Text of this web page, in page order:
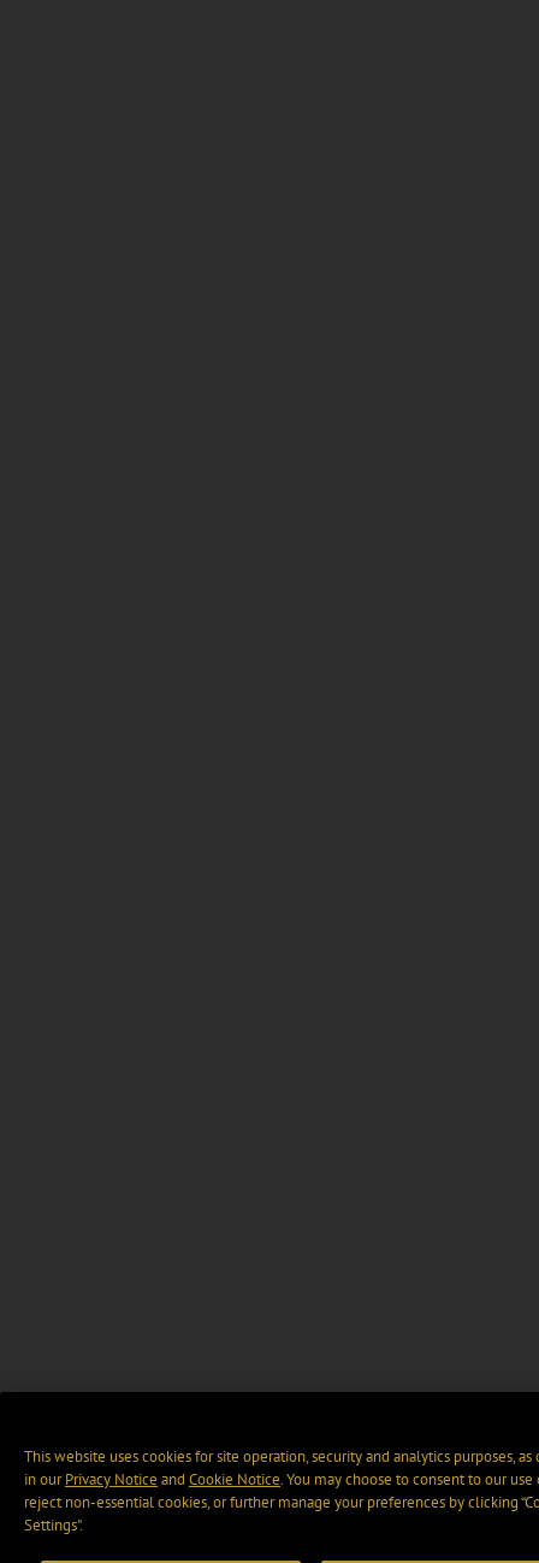
This website uses cookies for site operation, security and analytics purposes, as
in ourPrivacy Notice and Cookie Notice. You may choose to consent to our use
reject non-essential cookies, or further manage your preferences by clicking
Settings".